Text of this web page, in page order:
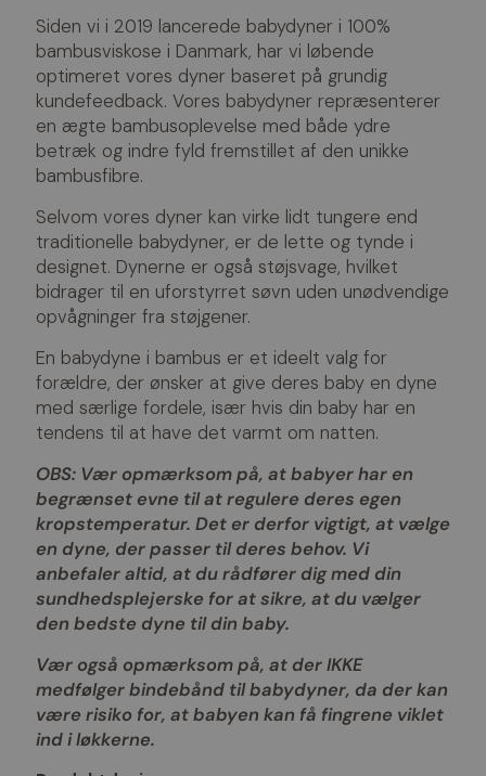
Siden vi i 2019 lancerede babydyner i 100%
bambusviskose i Danmark, har vi løbende
optimeret vores dyner baseret på grundig
kundefeedback. Vores babydyner repræsenterer
en ægte bambusoplevelse med både ydre
betræk og indre fyld fremstillet af den unikke
bambusfibre.
Selvom vores dyner kan virke lidt tungere end
traditionelle babydyner, er de lette og tynde i
designet. Dynerne er også støjsvage, hvilket
bidrager til en uforstyrret søvn uden unødvendige
opvågninger fra støjgener.
En babydyne i bambus er et ideelt valg for
forældre, der ønsker at give deres baby en dyne
med særlige fordele, især hvis din baby har en
tendens til at have det varmt om natten.
OBS: Vær opmærksom på, at babyer har en
begrænset evne til at regulere deres egen
kropstemperatur. Det er derfor vigtigt, at vælge
en dyne, der passer til deres behov. Vi
anbefaler altid, at du rådfører dig med din
sundhedsplejerske for at sikre, at du vælger
den bedste dyne til din baby.
Vær også opmærksom på, at der IKKE
medfølger bindebånd til babydyner, da der kan
være risiko for, at babyen kan få fingrene viklet
ind i løkkerne.